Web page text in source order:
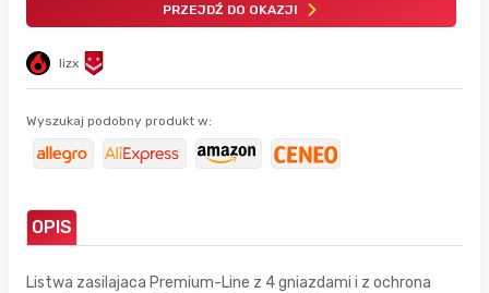
lizx
PRZEJDŹ DO OKAZJI
Wyszukaj podobny produkt w:
OPIS
Listwa zasilajaca Premium-Line z 4 gniazdami i z ochrona